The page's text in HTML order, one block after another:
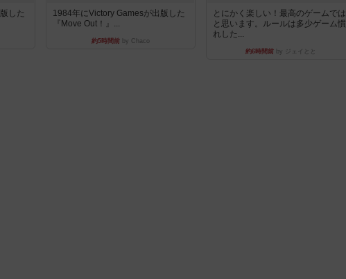
した
1984年にVictory Gamesが出版した
『Move Out！』...
約5時間前 by Chaco
とにかく楽しい！最高のゲームでは
と思います。ルールは多少ゲーム慣
れした...
約6時間前 by ジェイとと